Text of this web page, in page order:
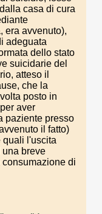
casa di cura
era avvenuto),
adeguata
dello stato
suicidarie del
atteso il
che la
posto in
aver
paziente presso
il fatto)
quali l'uscita
una breve
di